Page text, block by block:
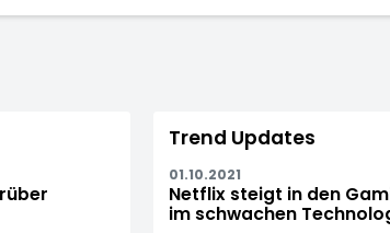
Trend Updates
01.10.2021
Netflix steigt in den
im schwachen